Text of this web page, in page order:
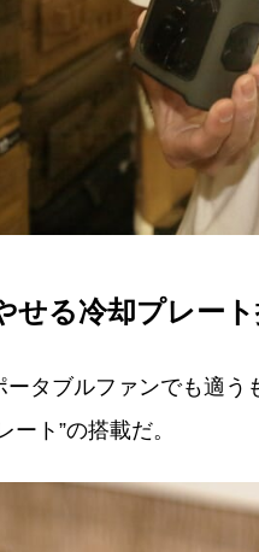
る冷却プレート
タブルファンでも適
ート”の搭載だ。